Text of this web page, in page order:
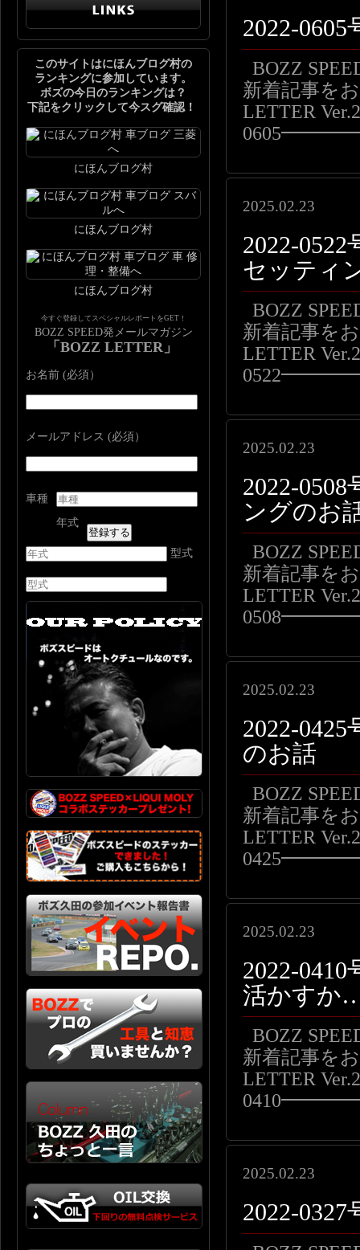
2022-
BOZZ
新着記事を
LETTER
2025.02.23
2022-
セッティ
BOZZ
新着記事を
LETTER
2025.02.23
2022-
ングのお
BOZZ
新着記事を
LETTER
2025.02.23
2022-
のお話
BOZZ
新着記事を
LETTER
2025.02.23
2022-
活かすか
BOZZ
新着記事を
LETTER
2025.02.23
2022-
このサイトはにほんブログ村の
ランキングに参加しています。
ボズの今日のランキングは？
下記をクリックして今スグ確認！
にほんブログ村
にほんブログ村
にほんブログ村
今すぐ登録してスペシャルレポートをGET！
BOZZ SPEED発メールマガジン
「BOZZ LETTER」
お名前 (必須）
メールアドレス (必須）
車種
年式
型式